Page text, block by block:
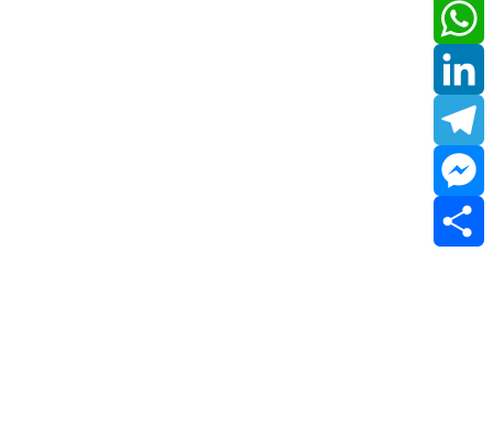
Email
WhatsApp
LinkedIn
Telegram
Messenger